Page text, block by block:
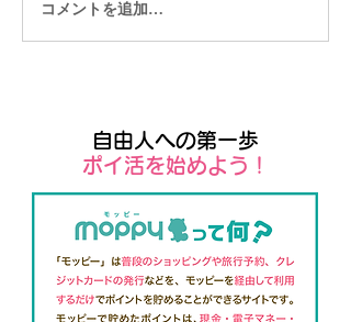
Wixストアをつかえば簡単
にネットショップがつく
コメントを追加…
自由人への第一歩
​ポイ活を始めよう！